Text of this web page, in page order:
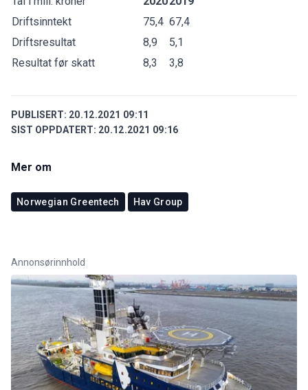
Driftsinntekt
75,4 67,4
Driftsresultat
8,9
5,1
Resultat før skatt
8,3 3,8
PUBLISERT: 20.12.2021 09:11
SIST OPPDATERT: 20.12.2021 09:16
Mer om
Norwegian Greentech Hav Group
Annonsørinnhold